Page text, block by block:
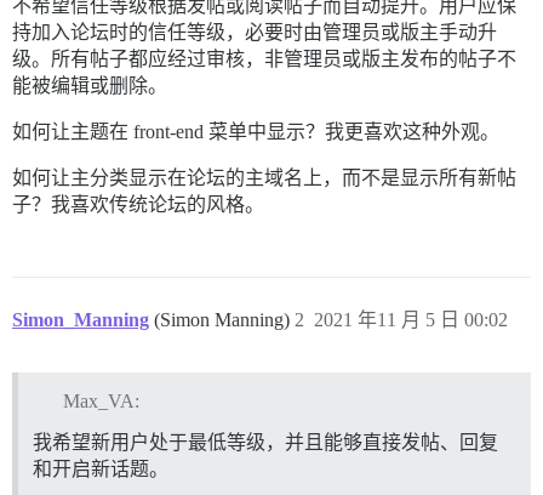
不希望信任等级根据发帖或阅读帖子而自动提升。用户应保
持加入论坛时的信任等级，必要时由管理员或版主手动升
级。所有帖子都应经过审核，非管理员或版主发布的帖子不
能被编辑或删除。
如何让主题在 front-end 菜单中显示？我更喜欢这种外观。
如何让主分类显示在论坛的主域名上，而不是显示所有新帖
子？我喜欢传统论坛的风格。
Simon_Manning (Simon Manning) 2021 年11 月 5 日 00:02
2
Max_VA:
我希望新用户处于最低等级，并且能够直接发帖、回复
和开启新话题。